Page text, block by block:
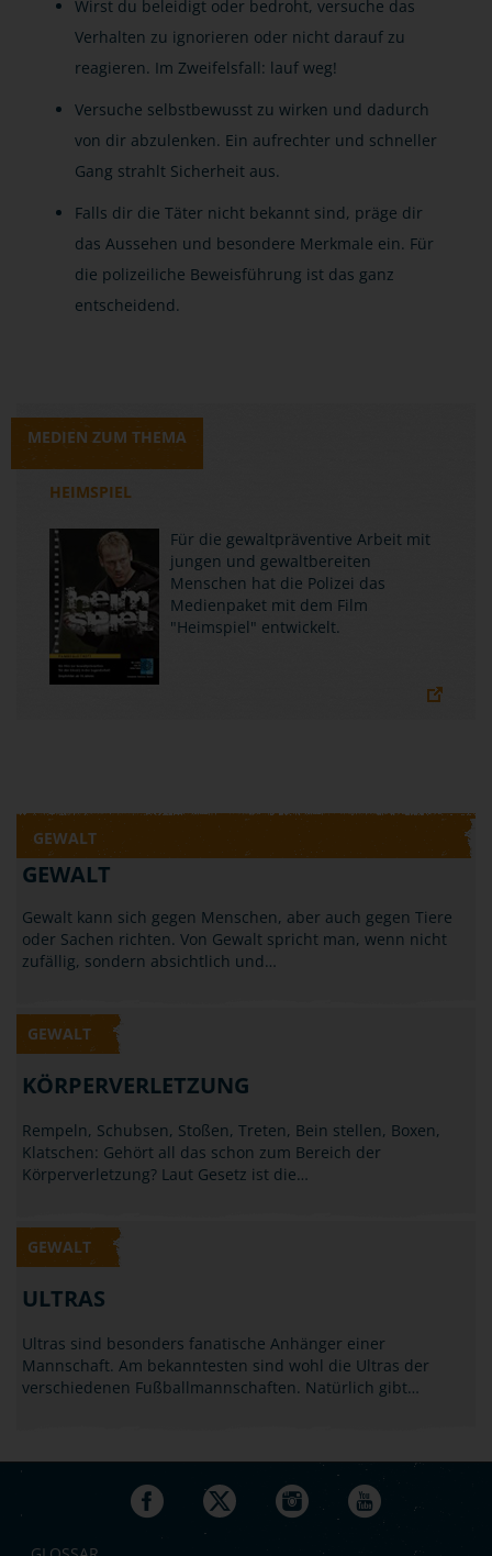
Wirst du beleidigt oder bedroht, versuche das
Verhalten zu ignorieren oder nicht darauf zu
reagieren. Im Zweifelsfall: lauf weg!
Versuche selbstbewusst zu wirken und dadurch
von dir abzulenken. Ein aufrechter und schneller
Gang strahlt Sicherheit aus.
Falls dir die Täter nicht bekannt sind, präge dir
das Aussehen und besondere Merkmale ein. Für
die polizeiliche Beweisführung ist das ganz
entscheidend.
MEDIEN ZUM THEMA
HEIMSPIEL
Für die gewaltpräventive Arbeit mit
jungen und gewaltbereiten
Menschen hat die Polizei das
Medienpaket mit dem Film
"Heimspiel" entwickelt.
GEWALT
GEWALT
Gewalt kann sich gegen Menschen, aber auch gegen Tiere
oder Sachen richten. Von Gewalt spricht man, wenn nicht
zufällig, sondern absichtlich und…
GEWALT
KÖRPERVERLETZUNG
Rempeln, Schubsen, Stoßen, Treten, Bein stellen, Boxen,
Klatschen: Gehört all das schon zum Bereich der
Körperverletzung? Laut Gesetz ist die…
GEWALT
ULTRAS
Ultras sind besonders fanatische Anhänger einer
Mannschaft. Am bekanntesten sind wohl die Ultras der
verschiedenen Fußballmannschaften. Natürlich gibt…